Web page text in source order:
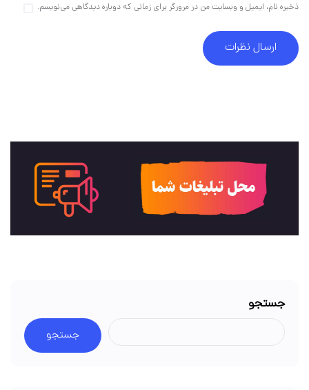
ذخیره نام، ایمیل و وبسایت من در مرورگر برای زمانی که دوباره دیدگاهی می‌نویسم.
جستجو
جستجو